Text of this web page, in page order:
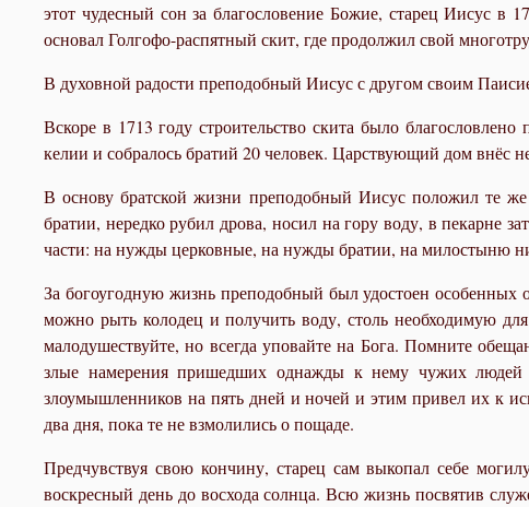
этот чудесный сон за благословение Божие, старец Иисус
основал Голгофо-распятный скит, где продолжил свой
В духовной радости преподобный Иисус с другом своим
Вскоре в 1713 году строительство скита было
келии и собралось братий 20 человек. Царствующий дом внёс
В основу братской жизни преподобный Иисус положил те
братии, нередко рубил дрова, носил на гору воду, в пекарне
части: на нужды церковные, на нужды братии, на милостыню
За богоугодную жизнь преподобный был удостоен особенных
можно рыть колодец и получить воду, столь необходимую
малодушествуйте, но всегда уповайте на Бога. Помните
злые намерения пришедших однажды к нему чужих
злоумышленников на пять дней и ночей и этим привел их к
два дня, пока те не взмолились о пощаде.
Предчувствуя свою кончину, старец сам выкопал себе
воскресный день до восхода солнца. Всю жизнь посвятив